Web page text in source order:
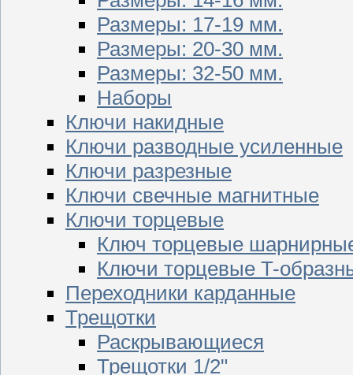
Размеры: 17-19 мм.
Размеры: 20-30 мм.
Размеры: 32-50 мм.
Наборы
Ключи накидные
Ключи разводные усиленные
Ключи разрезные
Ключи свечные магнитные
Ключи торцевые
Ключ торцевые
Ключи торцевые T-
Переходники карданные
Трещотки
Раскрывающиеся
Трещотки 1/2"